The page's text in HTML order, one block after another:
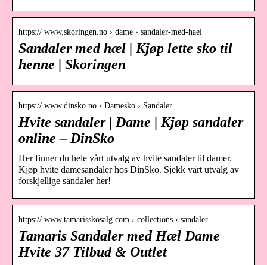
https:// www.skoringen.no › dame › sandaler-med-hael
Sandaler med hæl | Kjøp lette sko til
henne | Skoringen
https:// www.dinsko.no › Damesko › Sandaler
Hvite sandaler | Dame | Kjøp sandaler
online – DinSko
Her finner du hele vårt utvalg av hvite sandaler til damer.
Kjøp hvite damesandaler hos DinSko. Sjekk vårt utvalg av
forskjellige sandaler her!
https:// www.tamarisskosalg.com › collections › sandaler…
Tamaris Sandaler med Hæl Dame
Hvite 37 Tilbud & Outlet